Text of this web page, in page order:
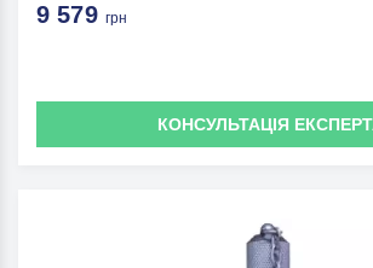
9 579 грн
КОНСУЛЬТАЦІЯ